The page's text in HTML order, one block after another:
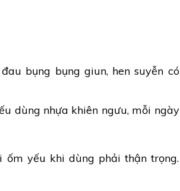
bụng bụng giun, hen suyễn có
dùng nhựa khiên ngưu, mỗi ngày
ốm yếu khi dùng phải thận trọng.